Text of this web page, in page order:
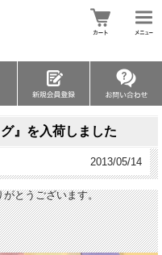
』を入荷しました
2013/05/14
がとうございます。